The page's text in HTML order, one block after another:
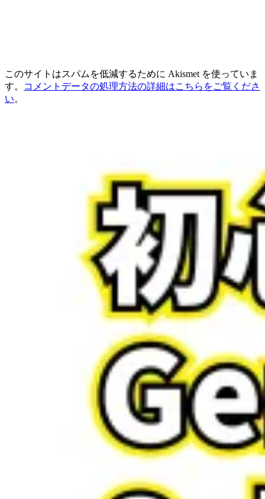
このサイトはスパムを低減するために Akismet を使っていま
す。
コメントデータの処理方法の詳細はこちらをご覧くださ
い。